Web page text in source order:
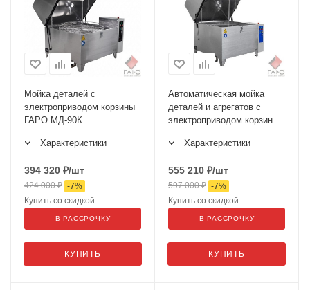
Мойка деталей с
электроприводом корзины
ГАРО МД-90К
Характеристики
394 320 ₽/шт
424 000₽ -7%
КУПИТЬ
Купить со скидкой
В РАССРОЧКУ
Автоматическая мойка
деталей и агрегатов с
электроприводом корзины
Характеристики
555 210 ₽/шт
597 000₽ -7%
КУПИТЬ
Купить со скидкой
В РАССРОЧКУ